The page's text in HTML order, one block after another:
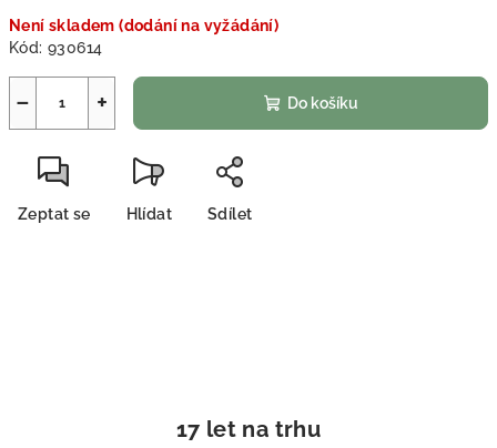
Není skladem (dodání na vyžádání)
Kód: 930614
+
− Do košíku
Zeptat se Hlídat Sdílet
17 let na trhu